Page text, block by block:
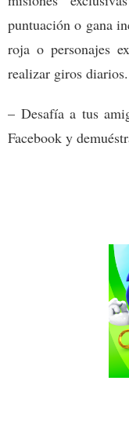
puntuación o gana
roja o personajes
realizar giros diarios.
– Desafía a tus
Facebook y